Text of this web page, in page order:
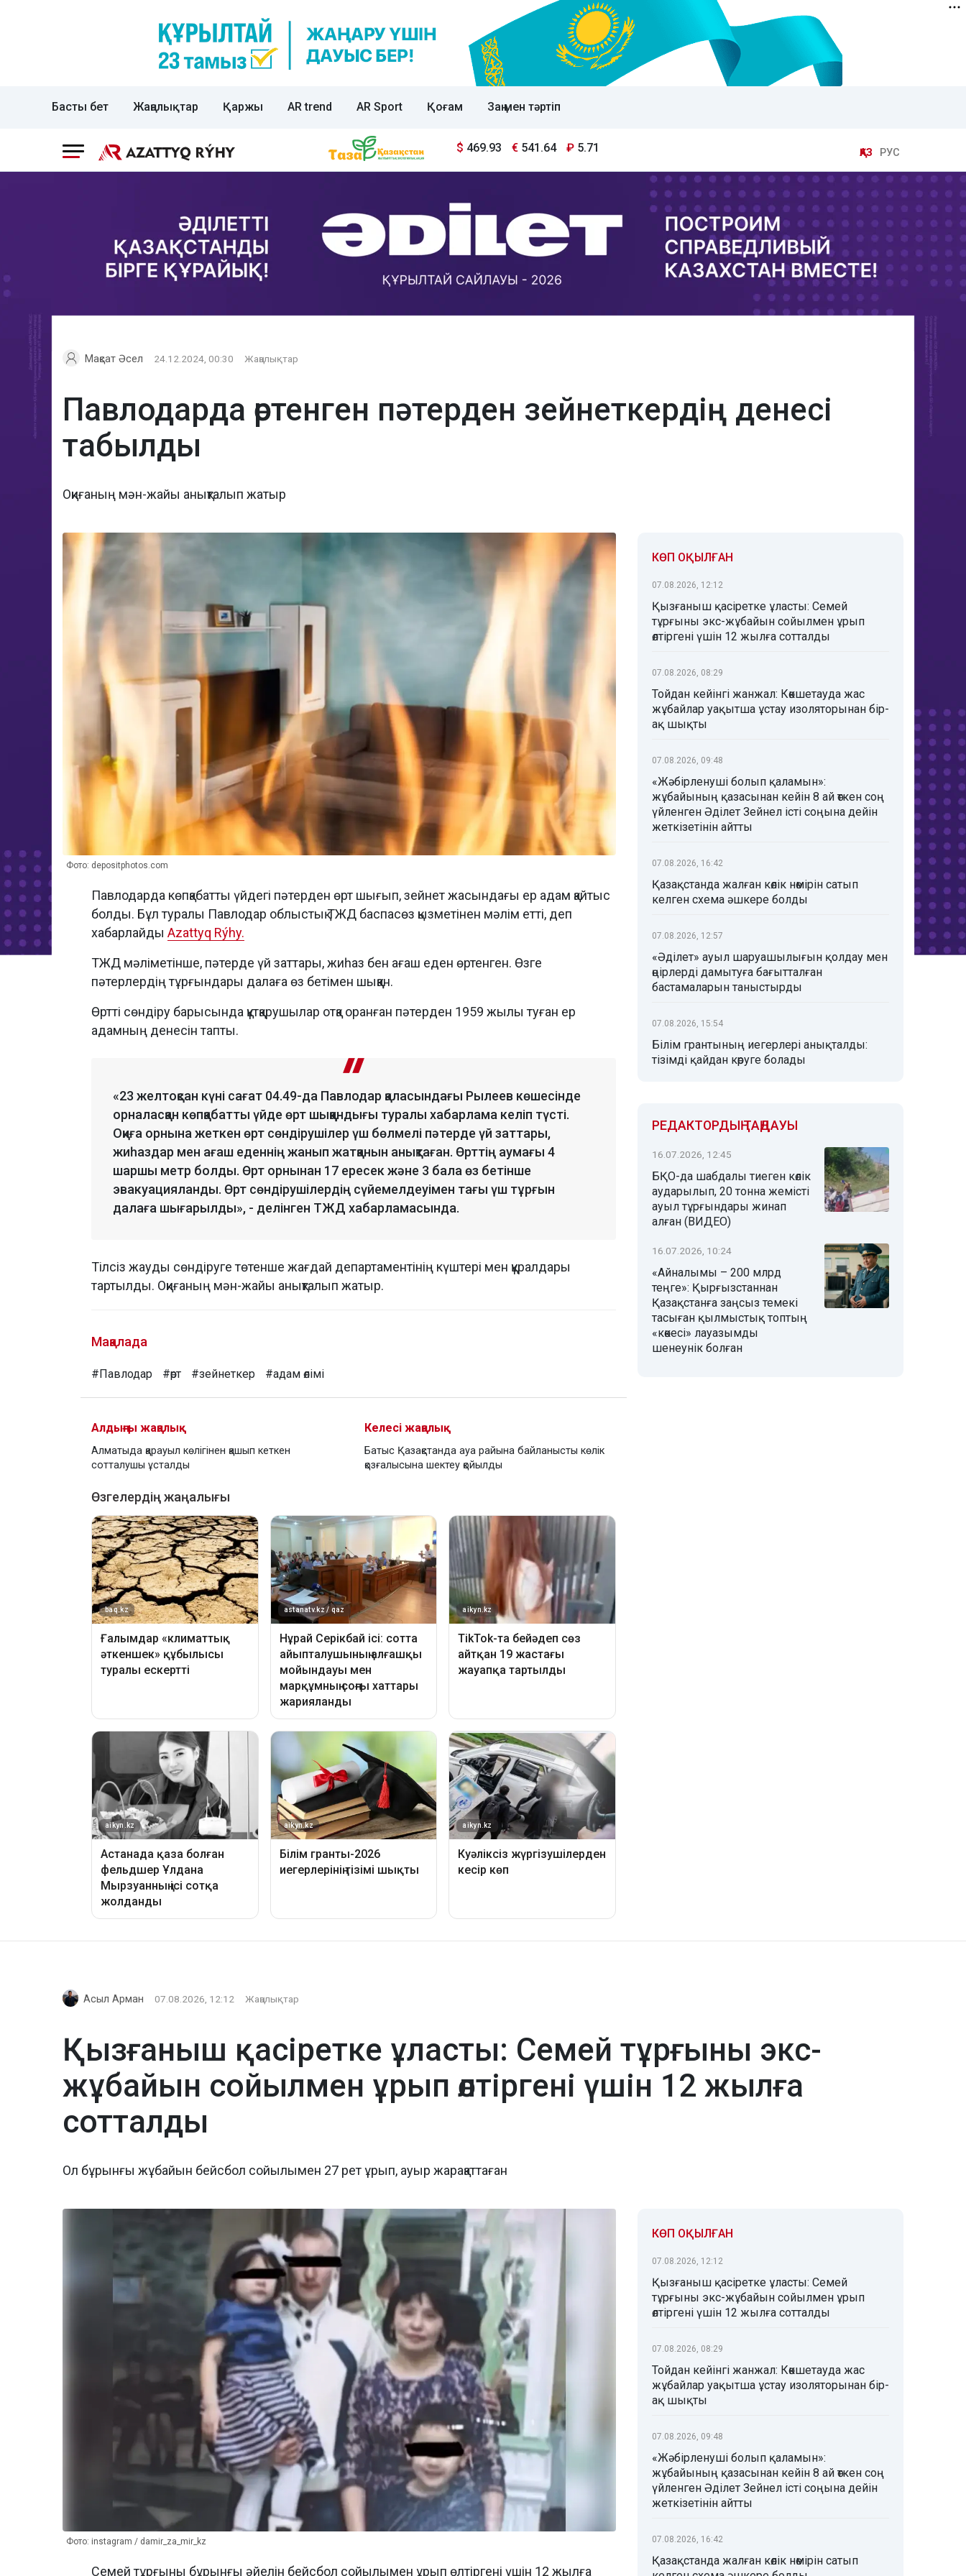
Басты бет Жаңалықтар Қаржы AR trend AR Sport Қоғам Заң мен тәртіп
$ 469.93 € 541.64 ₽ 5.71 ҚАЗ РУС
Мақсат Әсел 24.12.2024, 00:30 Жаңалықтар
Павлодарда өртенген пәтерден зейнеткердің денесі
табылды
Оқиғаның мән-жайы анықталып жатыр
Фото: depositphotos.com
Павлодарда көпқабатты үйдегі пәтерден өрт шығып, зейнет жасындағы ер адам қайтыс
болды. Бұл туралы Павлодар облыстық ТЖД баспасөз қызметінен мәлім етті, деп
хабарлайды Azattyq Rýhy.
ТЖД мәліметінше, пәтерде үй заттары, жиһаз бен ағаш еден өртенген. Өзге
пәтерлердің тұрғындары далаға өз бетімен шыққан.
Өртті сөндіру барысында құтқарушылар отқа оранған пәтерден 1959 жылы туған ер
адамның денесін тапты.
«23 желтоқсан күні сағат 04.49-да Павлодар қаласындағы Рылеев көшесінде
орналасқан көпқабатты үйде өрт шыққандығы туралы хабарлама келіп түсті.
Оқиға орнына жеткен өрт сөндірушілер үш бөлмелі пәтерде үй заттары,
жиһаздар мен ағаш еденнің жанып жатқанын анықтаған. Өрттің аумағы 4
шаршы метр болды. Өрт орнынан 17 ересек және 3 бала өз бетінше
эвакуацияланды. Өрт сөндірушілердің сүйемелдеуімен тағы үш тұрғын
далаға шығарылды», - делінген ТЖД хабарламасында.
Тілсіз жауды сөндіруге төтенше жағдай департаментінің күштері мен құралдары
тартылды. Оқиғаның мән-жайы анықталып жатыр.
Мақалада
#Павлодар #өрт #зейнеткер #адам өлімі
Алдыңғы жаңалық
Алматыда қарауыл көлігінен қашып кеткен
сотталушы ұсталды
Келесі жаңалық
Батыс Қазақстанда ауа райына байланысты көлік
қозғалысына шектеу қойылды
КӨП ОҚЫЛҒАН
07.08.2026, 12:12
Қызғаныш қасіретке ұласты: Семей
тұрғыны экс-жұбайын сойылмен ұрып
өлтіргені үшін 12 жылға сотталды
07.08.2026, 08:29
Тойдан кейінгі жанжал: Көкшетауда жас
жұбайлар уақытша ұстау изоляторынан бір-
ақ шықты
07.08.2026, 09:48
«Жәбірленуші болып қаламын»:
жұбайының қазасынан кейін 8 ай өткен соң
үйленген Әділет Зейнел істі соңына дейін
жеткізетінін айтты
07.08.2026, 16:42
Қазақстанда жалған көлік нөмірін сатып
келген схема әшкере болды
07.08.2026, 12:57
«Әділет» ауыл шаруашылығын қолдау мен
өңірлерді дамытуға бағытталған
бастамаларын таныстырды
07.08.2026, 15:54
Білім грантының иегерлері анықталды:
тізімді қайдан көруге болады
РЕДАКТОРДЫҢ ТАҢДАУЫ
16.07.2026, 12:45
БҚО-да шабдалы тиеген көлік
аударылып, 20 тонна жемісті
ауыл тұрғындары жинап
алған (ВИДЕО)
16.07.2026, 10:24
«Айналымы – 200 млрд
теңге»: Қырғызстаннан
Қазақстанға заңсыз темекі
тасыған қылмыстық топтың
«көкесі» лауазымды
шенеунік болған
Асыл Арман 07.08.2026, 12:12 Жаңалықтар
Қызғаныш қасіретке ұласты: Семей тұрғыны экс-
жұбайын сойылмен ұрып өлтіргені үшін 12 жылға
сотталды
Ол бұрынғы жұбайын бейсбол сойылымен 27 рет ұрып, ауыр жарақаттаған
Фото: instagram / damir_za_mir_kz
Семей тұрғыны бұрынғы әйелін бейсбол сойылымен ұрып өлтіргені үшін 12 жылға
КӨП ОҚЫЛҒАН
07.08.2026, 12:12
Қызғаныш қасіретке ұласты: Семей
тұрғыны экс-жұбайын сойылмен ұрып
өлтіргені үшін 12 жылға сотталды
07.08.2026, 08:29
Тойдан кейінгі жанжал: Көкшетауда жас
жұбайлар уақытша ұстау изоляторынан бір-
ақ шықты
07.08.2026, 09:48
«Жәбірленуші болып қаламын»:
жұбайының қазасынан кейін 8 ай өткен соң
үйленген Әділет Зейнел істі соңына дейін
жеткізетінін айтты
07.08.2026, 16:42
Қазақстанда жалған көлік нөмірін сатып